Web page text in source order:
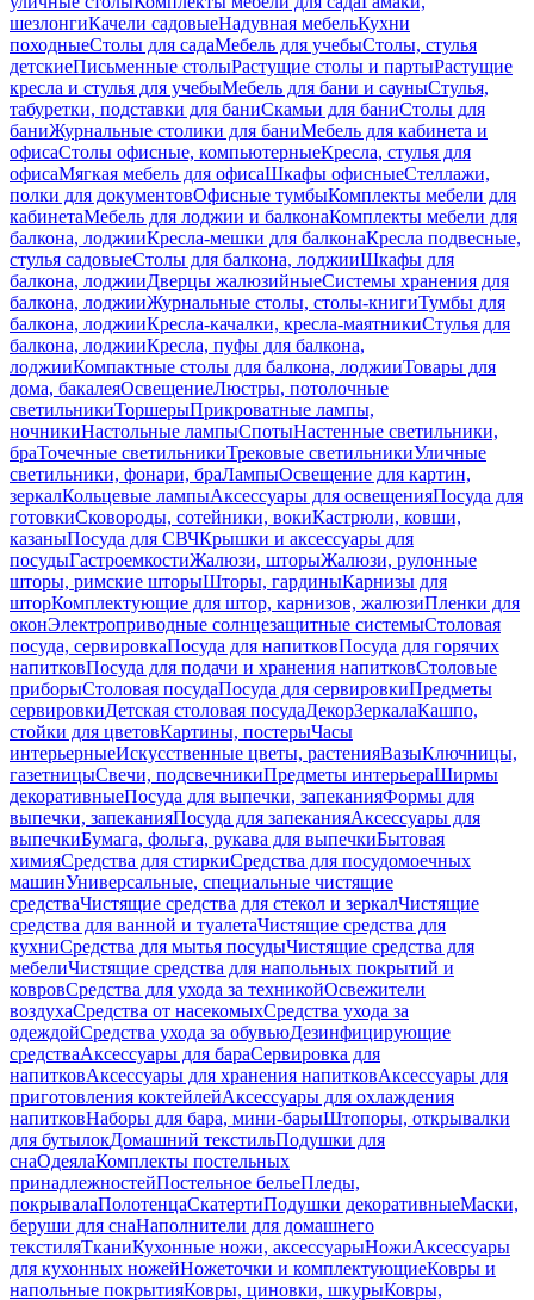
шезлонгиКачели садовыеНадувная мебельКухни
походныеСтолы для садаМебель для учебыСтолы, стулья
детскиеПисьменные столыРастущие столы и партыРастущие
кресла и стулья для учебыМебель для бани и сауныСтулья,
табуретки, подставки для баниСкамьи для баниСтолы для
баниЖурнальные столики для баниМебель для кабинета и
офисаСтолы офисные, компьютерныеКресла, стулья для
офисаМягкая мебель для офисаШкафы офисныеСтеллажи,
полки для документовОфисные тумбыКомплекты мебели для
кабинетаМебель для лоджии и балконаКомплекты мебели для
балкона, лоджииКресла-мешки для балконаКресла подвесные,
стулья садовыеСтолы для балкона, лоджииШкафы для
балкона, лоджииДверцы жалюзийныеСистемы хранения для
балкона, лоджииЖурнальные столы, столы-книгиТумбы для
балкона, лоджииКресла-качалки, кресла-маятникиСтулья для
балкона, лоджииКресла, пуфы для балкона,
лоджииКомпактные столы для балкона, лоджииТовары для
дома, бакалеяОсвещениеЛюстры, потолочные
светильникиТоршерыПрикроватные лампы,
ночникиНастольные лампыСпотыНастенные светильники,
браТочечные светильникиТрековые светильникиУличные
светильники, фонари, браЛампыОсвещение для картин,
зеркалКольцевые лампыАксессуары для освещенияПосуда для
готовкиСковороды, сотейники, вокиКастрюли, ковши,
казаныПосуда для СВЧКрышки и аксессуары для
посудыГастроемкостиЖалюзи, шторыЖалюзи, рулонные
шторы, римские шторыШторы, гардиныКарнизы для
шторКомплектующие для штор, карнизов, жалюзиПленки для
оконЭлектроприводные солнцезащитные системыСтоловая
посуда, сервировкаПосуда для напитковПосуда для горячих
напитковПосуда для подачи и хранения напитковСтоловые
приборыСтоловая посудаПосуда для сервировкиПредметы
сервировкиДетская столовая посудаДекорЗеркалаКашпо,
стойки для цветовКартины, постерыЧасы
интерьерныеИскусственные цветы, растенияВазыКлючницы,
газетницыСвечи, подсвечникиПредметы интерьераШирмы
декоративныеПосуда для выпечки, запеканияФормы для
выпечки, запеканияПосуда для запеканияАксессуары для
выпечкиБумага, фольга, рукава для выпечкиБытовая
химияСредства для стиркиСредства для посудомоечных
машинУниверсальные, специальные чистящие
средстваЧистящие средства для стекол и зеркалЧистящие
средства для ванной и туалетаЧистящие средства для
кухниСредства для мытья посудыЧистящие средства для
мебелиЧистящие средства для напольных покрытий и
ковровСредства для ухода за техникойОсвежители
воздухаСредства от насекомыхСредства ухода за
одеждойСредства ухода за обувьюДезинфицирующие
средстваАксессуары для бараСервировка для
напитковАксессуары для хранения напитковАксессуары для
приготовления коктейлейАксессуары для охлаждения
напитковНаборы для бара, мини-барыШтопоры, открывалки
для бутылокДомашний текстильПодушки для
снаОдеялаКомплекты постельных
принадлежностейПостельное бельеПледы,
покрывалаПолотенцаСкатертиПодушки декоративныеМаски,
беруши для снаНаполнители для домашнего
текстиляТканиКухонные ножи, аксессуарыНожиАксессуары
для кухонных ножейНожеточки и комплектующиеКовры и
напольные покрытияКовры, циновки, шкурыКовры,